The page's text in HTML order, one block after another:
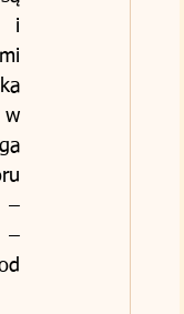
i
w
–
–